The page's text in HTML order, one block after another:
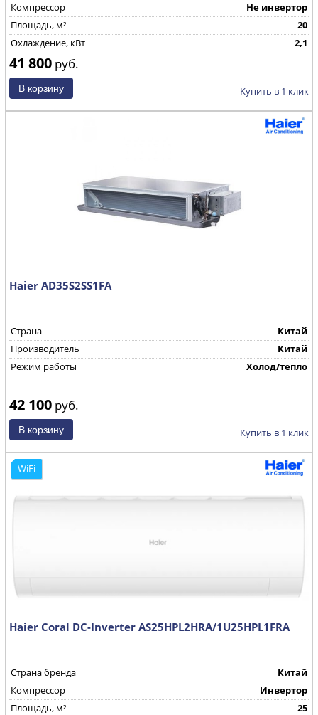
Компрессор
Не инвертор
Площадь, м²
20
Охлаждение, кВт
2,1
41 800 руб.
Купить в 1 клик
Haier AD35S2SS1FA
Страна
Китай
Производитель
Китай
Режим работы
Холод/тепло
42 100 руб.
Купить в 1 клик
WiFi
Haier Coral DC-Inverter AS25HPL2HRA/1U25HPL1FRA
Страна бренда
Китай
Компрессор
Инвертор
Площадь, м²
25